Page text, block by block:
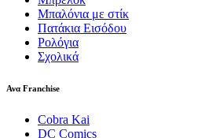
Μπαλόνια με στίκ
Πατάκια Εισόδου
Ρολόγια
Σχολικά
Ανα Franchise
Cobra Kai
DC Comics